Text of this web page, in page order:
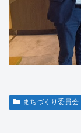
まちづくり委員会